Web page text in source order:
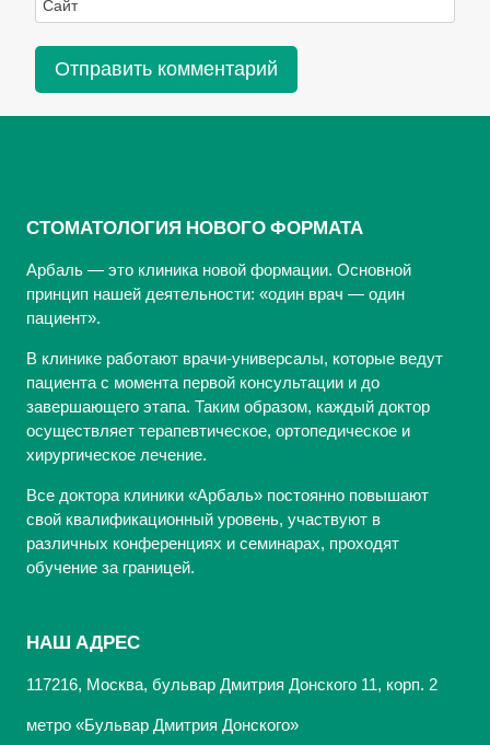
Сайт
СТОМАТОЛОГИЯ НОВОГО ФОРМАТА
Арбаль — это клиника новой формации. Основной
принцип нашей деятельности: «один врач — один
пациент».
В клинике работают врачи-универсалы, которые ведут
пациента с момента первой консультации и до
завершающего этапа. Таким образом, каждый доктор
осуществляет терапевтическое, ортопедическое и
хирургическое лечение.
Все доктора клиники «Арбаль» постоянно повышают
свой квалификационный уровень, участвуют в
различных конференциях и семинарах, проходят
обучение за границей.
НАШ АДРЕС
117216, Москва, бульвар Дмитрия Донского 11, корп. 2
метро «Бульвар Дмитрия Донского»